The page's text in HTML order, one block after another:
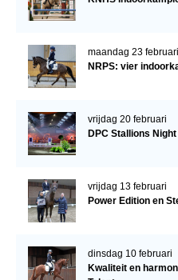
maandag 23 februari
NRPS: vier
vrijdag 20 februari
DPC Stallions
vrijdag 13 februari
Power Edition en
dinsdag 10 februari
Kwaliteit en